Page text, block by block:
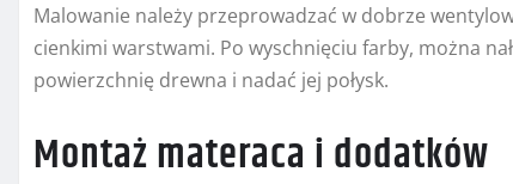
Malowanie należy przeprowadzać w dobrze
cienkimi warstwami. Po wyschnięciu farby, można
powierzchnię drewna i nadać jej połysk.
Montaż materaca i dodatków